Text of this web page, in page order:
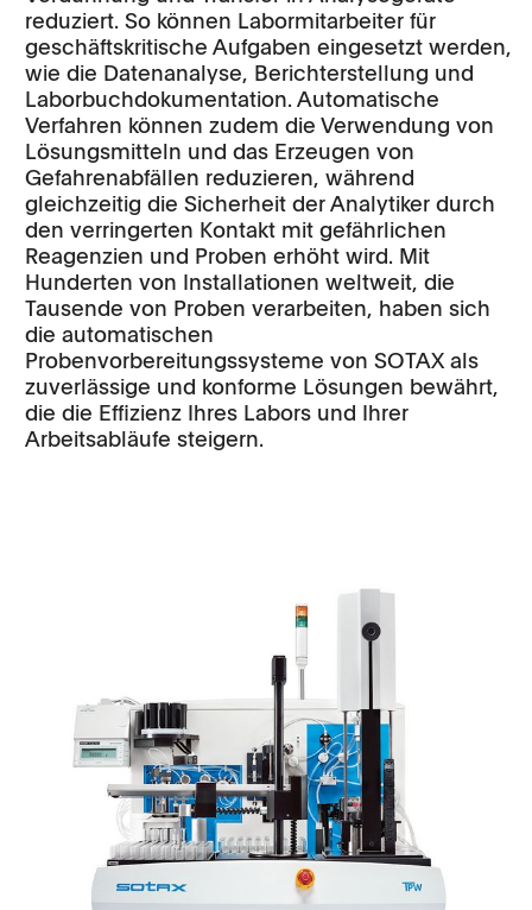
reduziert. So können Labormitarbeiter für
geschäftskritische Aufgaben eingesetzt werden,
wie die Datenanalyse, Berichterstellung und
Laborbuchdokumentation. Automatische
Verfahren können zudem die Verwendung von
Lösungsmitteln und das Erzeugen von
Gefahrenabfällen reduzieren, während
gleichzeitig die Sicherheit der Analytiker durch
den verringerten Kontakt mit gefährlichen
Reagenzien und Proben erhöht wird. Mit
Hunderten von Installationen weltweit, die
Tausende von Proben verarbeiten, haben sich
die automatischen
Probenvorbereitungssysteme von SOTAX als
zuverlässige und konforme Lösungen bewährt,
die die Effizienz Ihres Labors und Ihrer
Arbeitsabläufe steigern.